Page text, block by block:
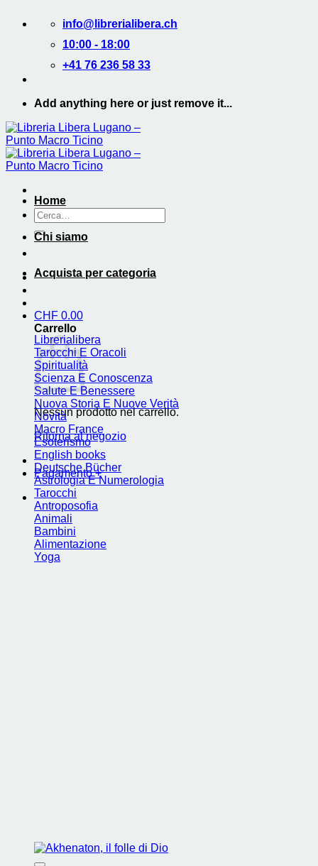
contenuti
info@librerialibera.ch
10:00 - 18:00
+41 76 236 58 33
Add anything here or just remove it...
Cerca:
CHF 0.00
Carrello
Nessun prodotto nel carrello.
Ritorna al negozio
Pagamento +
Home
Chi siamo
Acquista per categoria
Librerialibera
Tarocchi E Oracoli
Spiritualità
Scienza E Conoscenza
Salute E Benessere
Nuova Storia E Nuove Verità
Novità
Macro France
Esoterismo
English books
Deutsche Bücher
Astrologia E Numerologia
Tarocchi
Antroposofia
Animali
Bambini
Alimentazione
Yoga